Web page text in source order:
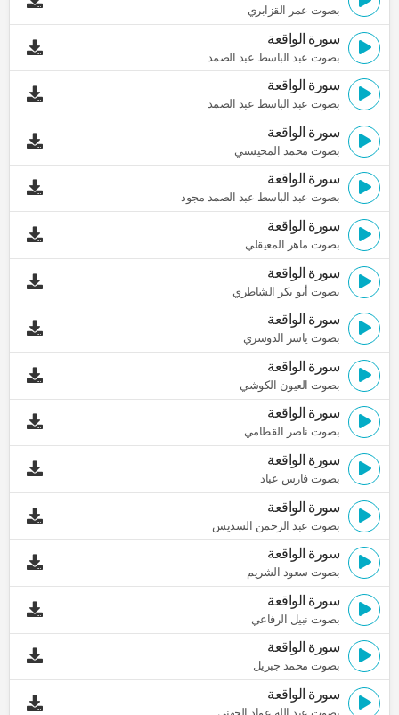
بصوت عمر القزابري
سورة الواقعة
بصوت عبد الباسط عبد الصمد
سورة الواقعة
بصوت عبد الباسط عبد الصمد
سورة الواقعة
بصوت محمد المحيسني
سورة الواقعة
بصوت عبد الباسط عبد الصمد مجود
سورة الواقعة
بصوت ماهر المعيقلي
سورة الواقعة
بصوت أبو بكر الشاطري
سورة الواقعة
بصوت ياسر الدوسري
سورة الواقعة
بصوت العيون الكوشي
سورة الواقعة
بصوت ناصر القطامي
سورة الواقعة
بصوت فارس عباد
سورة الواقعة
بصوت عبد الرحمن السديس
سورة الواقعة
بصوت سعود الشريم
سورة الواقعة
بصوت نبيل الرفاعي
سورة الواقعة
بصوت محمد جبريل
سورة الواقعة